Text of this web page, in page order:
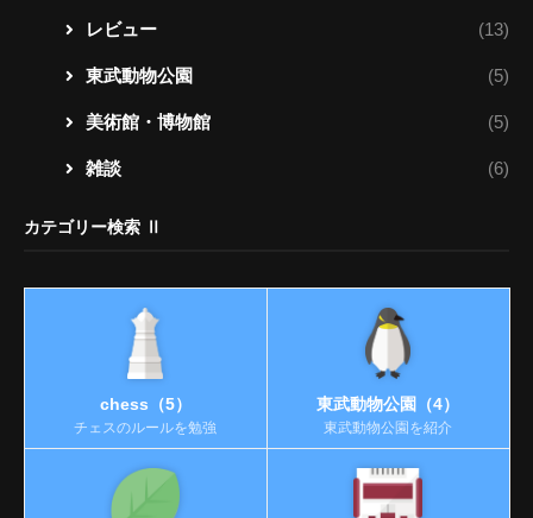
レビュー (13)
東武動物公園 (5)
美術館・博物館 (5)
雑談 (6)
カテゴリー検索 Ⅱ
chess（5）
チェスのルールを勉強
東武動物公園（4）
東武動物公園を紹介